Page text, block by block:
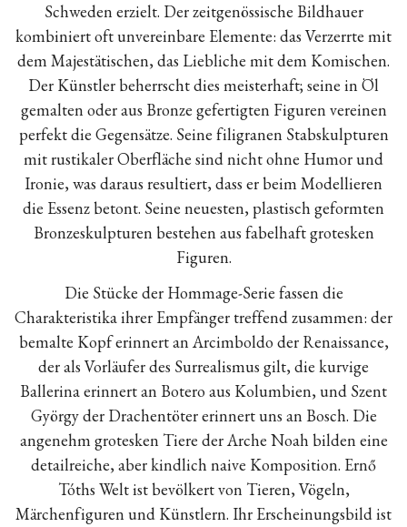
Schweden erzielt. Der zeitgenössische Bildhauer
kombiniert oft unvereinbare Elemente: das Verzerrte mit
dem Majestätischen, das Liebliche mit dem Komischen.
Der Künstler beherrscht dies meisterhaft; seine in Öl
gemalten oder aus Bronze gefertigten Figuren vereinen
perfekt die Gegensätze. Seine filigranen Stabskulpturen
mit rustikaler Oberfläche sind nicht ohne Humor und
Ironie, was daraus resultiert, dass er beim Modellieren
die Essenz betont. Seine neuesten, plastisch geformten
Bronzeskulpturen bestehen aus fabelhaft grotesken
Figuren.
Die Stücke der Hommage-Serie fassen die
Charakteristika ihrer Empfänger treffend zusammen: der
bemalte Kopf erinnert an Arcimboldo der Renaissance,
der als Vorläufer des Surrealismus gilt, die kurvige
Ballerina erinnert an Botero aus Kolumbien, und Szent
György der Drachentöter erinnert uns an Bosch. Die
angenehm grotesken Tiere der Arche Noah bilden eine
detailreiche, aber kindlich naive Komposition. Ernő
Tóths Welt ist bevölkert von Tieren, Vögeln,
Märchenfiguren und Künstlern. Ihr Erscheinungsbild ist